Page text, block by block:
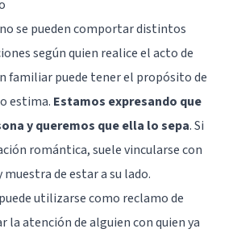
se pueden comportar distintos
según quien realice el acto de
familiar puede tener el propósito de
estima. Estamos expresando que
y queremos que ella lo sepa. Si
romántica, suele vincularse con
de estar a su lado.
utilizarse como reclamo de
la atención de alguien con quien ya